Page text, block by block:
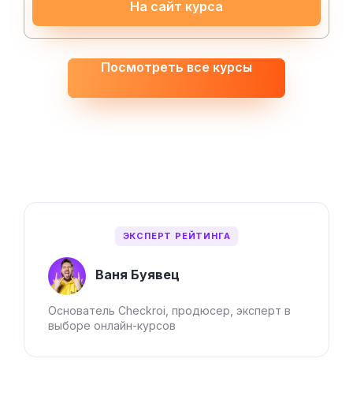
ЭКСПЕРТ РЕЙТИНГА
Ваня Буявец
Основатель Checkroi, продюсер, эксперт в
выборе онлайн-курсов
На сайт курса
Посмотреть все курсы